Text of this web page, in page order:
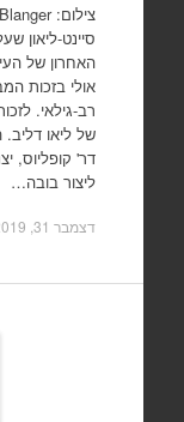
האחרון של
אולי בזכות
רב-גילאי.
של ליאו
דר' קופליוס,
ליצור בובה…
דצמבר 31, 2019